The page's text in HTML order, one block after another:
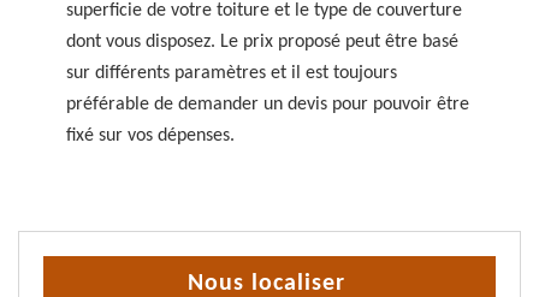
superficie de votre toiture et le type de couverture
dont vous disposez. Le prix proposé peut être basé
sur différents paramètres et il est toujours
préférable de demander un devis pour pouvoir être
fixé sur vos dépenses.
Nous localiser